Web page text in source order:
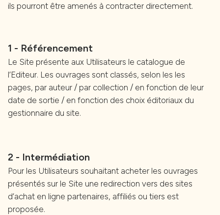
ils pourront être amenés à contracter directement.
1 - Référencement
Le Site présente aux Utilisateurs le catalogue de
l’Editeur. Les ouvrages sont classés, selon les les
pages, par auteur / par collection / en fonction de leur
date de sortie / en fonction des choix éditoriaux du
gestionnaire du site.
2 - Intermédiation
Pour les Utilisateurs souhaitant acheter les ouvrages
présentés sur le Site une redirection vers des sites
d’achat en ligne partenaires, affiliés ou tiers est
proposée.